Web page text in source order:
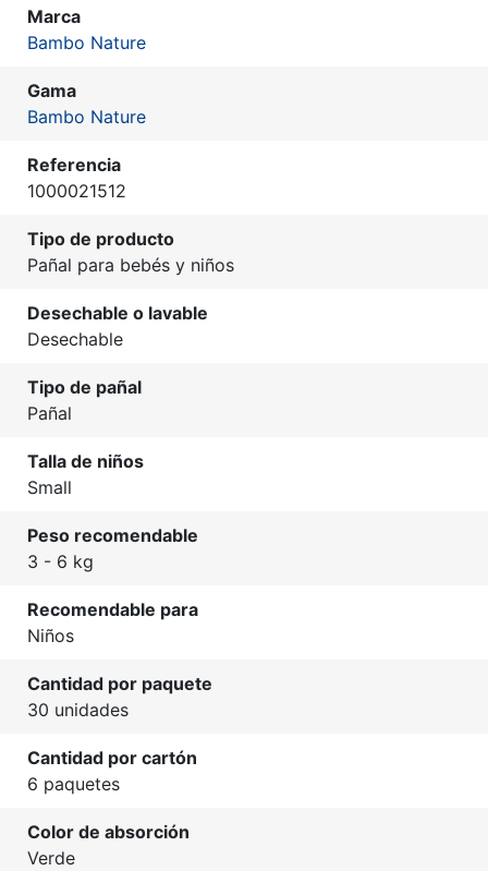
Marca
Bambo Nature
Gama
Bambo Nature
Referencia
1000021512
Tipo de producto
Pañal para bebés y niños
Desechable o lavable
Desechable
Tipo de pañal
Pañal
Talla de niños
Small
Peso recomendable
3 - 6 kg
Recomendable para
Niños
Cantidad por paquete
30 unidades
Cantidad por cartón
6 paquetes
Color de absorción
Verde